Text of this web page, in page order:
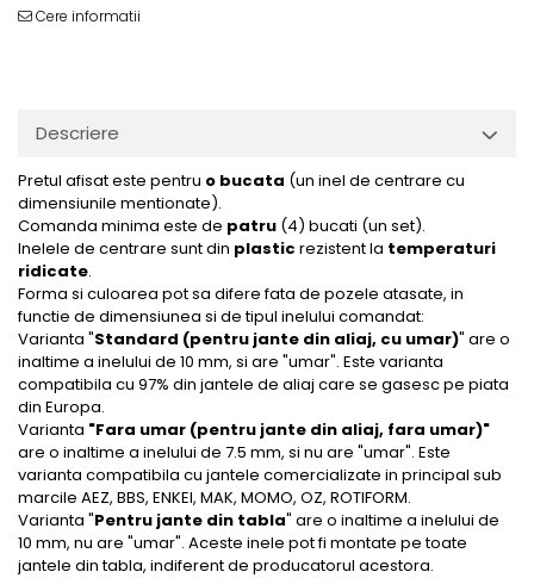
Cere informatii
Descriere
Pretul afisat este pentru o bucata (un inel de centrare cu
dimensiunile mentionate).
Comanda minima este de patru (4) bucati (un set).
Inelele de centrare sunt din plastic rezistent la temperaturi
ridicate.
Forma si culoarea pot sa difere fata de pozele atasate, in
functie de dimensiunea si de tipul inelului comandat:
Varianta "Standard (pentru jante din aliaj, cu umar)" are o
inaltime a inelului de 10 mm, si are "umar". Este varianta
compatibila cu 97% din jantele de aliaj care se gasesc pe piata
din Europa.
Varianta "Fara umar (pentru jante din aliaj, fara umar)"
are o inaltime a inelului de 7.5 mm, si nu are "umar". Este
varianta compatibila cu jantele comercializate in principal sub
marcile AEZ, BBS, ENKEI, MAK, MOMO, OZ, ROTIFORM.
Varianta "Pentru jante din tabla" are o inaltime a inelului de
10 mm, nu are "umar". Aceste inele pot fi montate pe toate
jantele din tabla, indiferent de producatorul acestora.